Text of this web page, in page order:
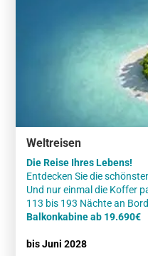
Weltreisen
Die Reise Ihres Lebens!
Entdecken Sie die
Und nur einmal die Koffer
Balkonkabine ab 19.690€
bis Juni 2028